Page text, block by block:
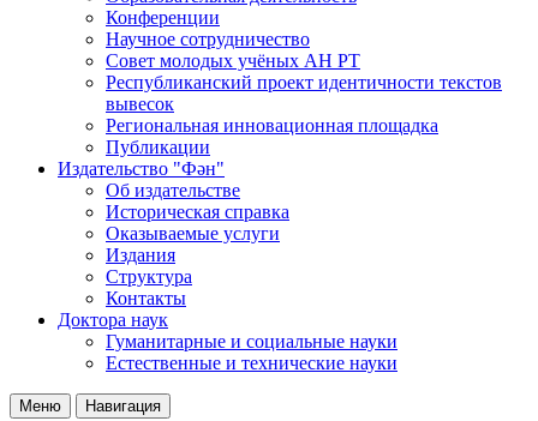
Конференции
Научное сотрудничество
Совет молодых учёных АН РТ
Республиканский проект идентичности текстов
вывесок
Региональная инновационная площадка
Публикации
Издательство "Фән"
Об издательстве
Историческая справка
Оказываемые услуги
Издания
Структура
Контакты
Доктора наук
Гуманитарные и социальные науки
Естественные и технические науки
Меню Навигация